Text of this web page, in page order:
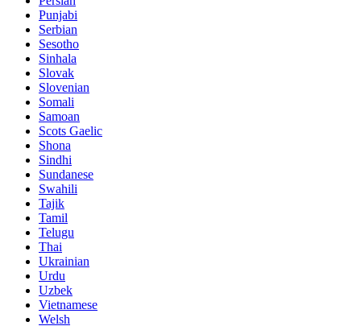
Punjabi
Serbian
Sesotho
Sinhala
Slovak
Slovenian
Somali
Samoan
Scots Gaelic
Shona
Sindhi
Sundanese
Swahili
Tajik
Tamil
Telugu
Thai
Ukrainian
Urdu
Uzbek
Vietnamese
Welsh